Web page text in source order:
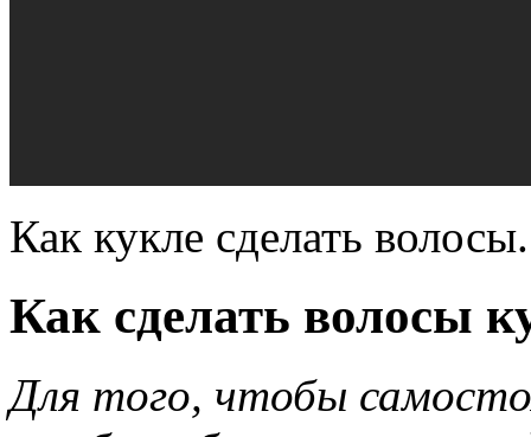
Как кукле сделать волосы.
Как сделать волосы
Для того, чтобы